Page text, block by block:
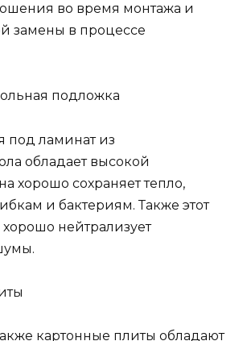
во время монтажа и
замены в процессе
подложка
под ламинат из
обладает высокой
хорошо сохраняет тепло,
и бактериям. Также этот
нейтрализует
картонные плиты обладают